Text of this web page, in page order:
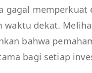
gagal memperkuat
waktu dekat.
bahwa
bagi setiap